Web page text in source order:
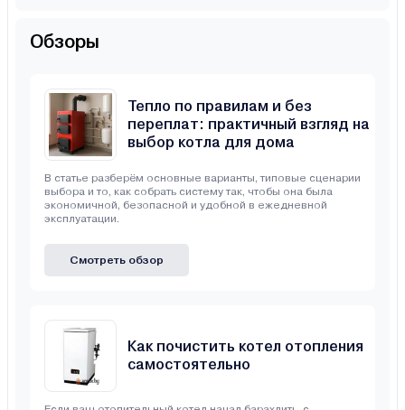
Обзоры
Тепло по правилам и без
переплат: практичный взгляд на
выбор котла для дома
В статье разберём основные варианты, типовые сценарии
выбора и то, как собрать систему так, чтобы она была
экономичной, безопасной и удобной в ежедневной
эксплуатации.
Смотреть обзор
Как почистить котел отопления
самостоятельно